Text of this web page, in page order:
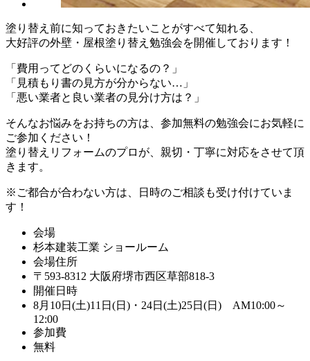
塗り替え前に知っておきたいことがすべて知れる、
大好評の外壁・屋根塗り替え勉強会を開催しております！
「費用ってどのくらいになるの？」
「見積もり書の見方が分からない…」
「悪い業者と良い業者の見分け方は？」
そんなお悩みをお持ちの方は、参加無料の勉強会にお気軽に
ご参加ください！
塗り替えリフォームのプロが、親切・丁寧に対応をさせて頂
きます。
※ご都合が合わない方は、日時のご相談も受け付けていま
す！
会場
杉本建装工業 ショールーム
会場住所
〒593-8312 大阪府堺市西区草部818-3
開催日時
8月10日(土)11日(日)・24日(土)25日(日) AM10:00～
12:00
参加費
無料